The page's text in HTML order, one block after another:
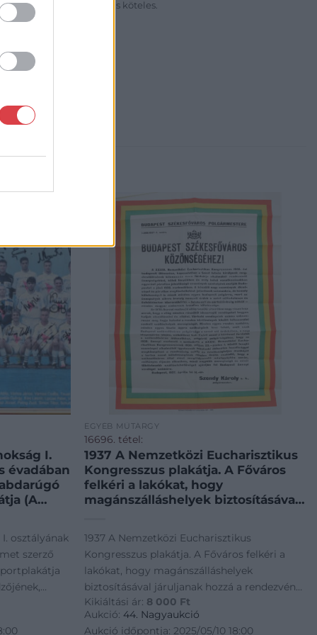
díj megfizetésére is köteles.
I.
évadában
(A
Club,
osztályának
szerző
EGYÉB MŰTÁRGY
16696. tétel:
1937 A Nemzetközi Eucharisztikus
Kongresszus plakátja. A Főváros
felkéri a lakókat, hogy
magánszálláshelyek biztosításával
állapotban, hajtva 47×32 cm
1937 A Nemzetközi Eucharisztikus
Kongresszus plakátja. A Főváros felkéri a
lakókat, hogy magánszálláshelyek
biztosításával járuljanak hozzá a rendezvény
sikeres lebonyolításához Jó állapotban,
hajtva 47x32 cm
Kikiáltási ár: 8 000 Ft
Aukció: 44. Nagyaukció
Aukció időpontja: 2025/05/10 18:00